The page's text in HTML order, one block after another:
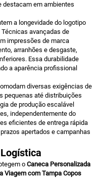
destacam em ambientes
a longevidade do logotipo
avançadas de
impressões de marca
arranhões e desgaste,
Essa durabilidade
a aparência profissional
diversas exigências de
pequenas até distribuições
de produção escalável
independentemente do
eficientes de entrega rápida
apertados e campanhas
o Caneca Personalizada
Viagem com Tampa Copos